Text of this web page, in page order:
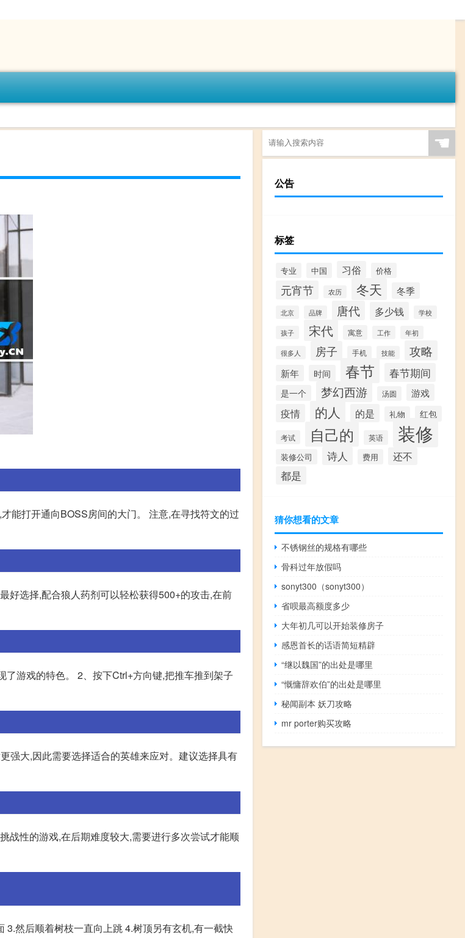
能打开通向BOSS房间的大门。 注意,在寻找符文的过
好选择,配合狼人药剂可以轻松获得500+的攻击,在前
游戏的特色。 2、按下Ctrl+方向键,把推车推到架子
强大,因此需要选择适合的英雄来应对。建议选择具有
战性的游戏,在后期难度较大,需要进行多次尝试才能顺
然后顺着树枝一直向上跳 4.树顶另有玄机,有一截快
☚
公告
标签
专业 中国 习俗 价格
元宵节 农历 冬天 冬季
北京 品牌 唐代 多少钱 学校
孩子 宋代 寓意 工作 年初
很多人 房子 手机 技能 攻略
新年 时间 春节 春节期间
是一个 梦幻西游 汤圆 游戏
疫情 的人 的是 礼物 红包
考试 自己的 英语 装修
装修公司 诗人 费用 还不
都是
猜你想看的文章
不锈钢丝的规格有哪些
骨科过年放假吗
sonyt300（sonyt300）
省呗最高额度多少
大年初几可以开始装修房子
感恩首长的话语简短精辟
“继以魏国”的出处是哪里
“慨慵辞欢伯”的出处是哪里
秘闻副本 妖刀攻略
mr porter购买攻略